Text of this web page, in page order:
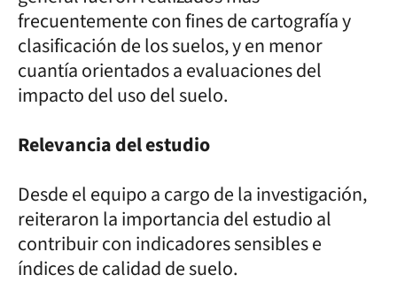
frecuentemente con fines de cartografía y
clasificación de los suelos, y en menor
cuantía orientados a evaluaciones del
impacto del uso del suelo.
Relevancia del estudio
Desde el equipo a cargo de la investigación,
reiteraron la importancia del estudio al
contribuir con indicadores sensibles e
índices de calidad de suelo.